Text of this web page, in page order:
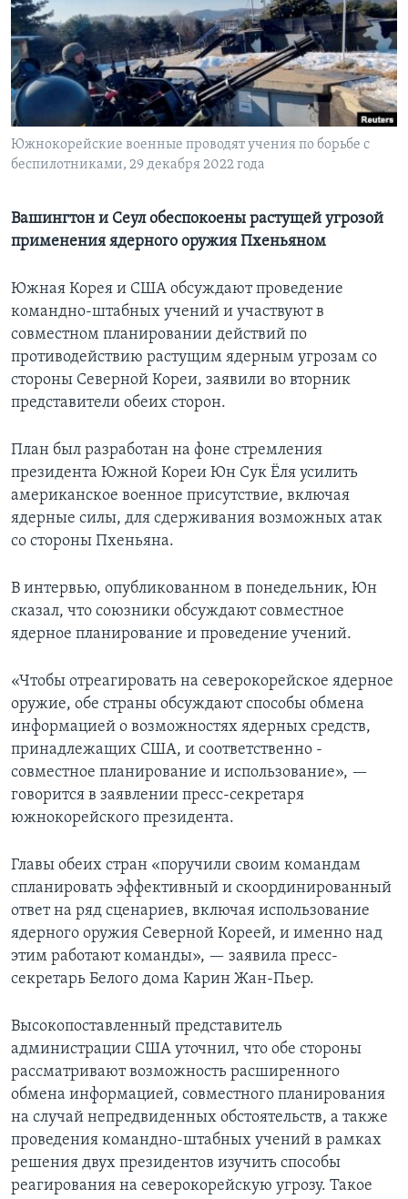
Learning English
СОЦИАЛЬНЫЕ СЕТИ
Языки
Южнокорейские военные проводят учения по борьбе с
беспилотниками, 29 декабря 2022 года
Вашингтон и Сеул обеспокоены растущей угрозой
применения ядерного оружия Пхеньяном
Южная Корея и США обсуждают проведение
командно-штабных учений и участвуют в
совместном планировании действий по
противодействию растущим ядерным угрозам со
стороны Северной Кореи, заявили во вторник
представители обеих сторон.
План был разработан на фоне стремления
президента Южной Кореи Юн Сук Ёля усилить
американское военное присутствие, включая
ядерные силы, для сдерживания возможных атак
со стороны Пхеньяна.
В интервью, опубликованном в понедельник, Юн
сказал, что союзники обсуждают совместное
ядерное планирование и проведение учений.
«Чтобы отреагировать на северокорейское ядерное
оружие, обе страны обсуждают способы обмена
информацией о возможностях ядерных средств,
принадлежащих США, и соответственно -
совместное планирование и использование», —
говорится в заявлении пресс-секретаря
южнокорейского президента.
Главы обеих стран «поручили своим командам
спланировать эффективный и скоординированный
ответ на ряд сценариев, включая использование
ядерного оружия Северной Кореей, и именно над
этим работают команды», — заявила пресс-
секретарь Белого дома Карин Жан-Пьер.
Высокопоставленный представитель
администрации США уточнил, что обе стороны
рассматривают возможность расширенного
обмена информацией, совместного планирования
на случай непредвиденных обстоятельств, а также
проведения командно-штабных учений в рамках
решения двух президентов изучить способы
реагирования на северокорейскую угрозу. Такое